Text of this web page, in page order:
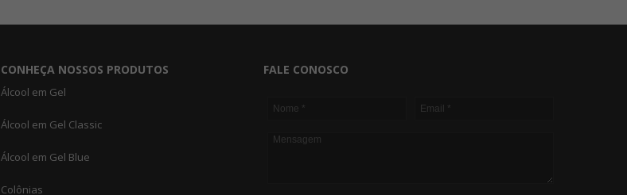
CONHEÇA NOSSOS PRODUTOS
Álcool em Gel
Álcool em Gel Classic
Álcool em Gel Blue
Colônias
FALE CONOSCO